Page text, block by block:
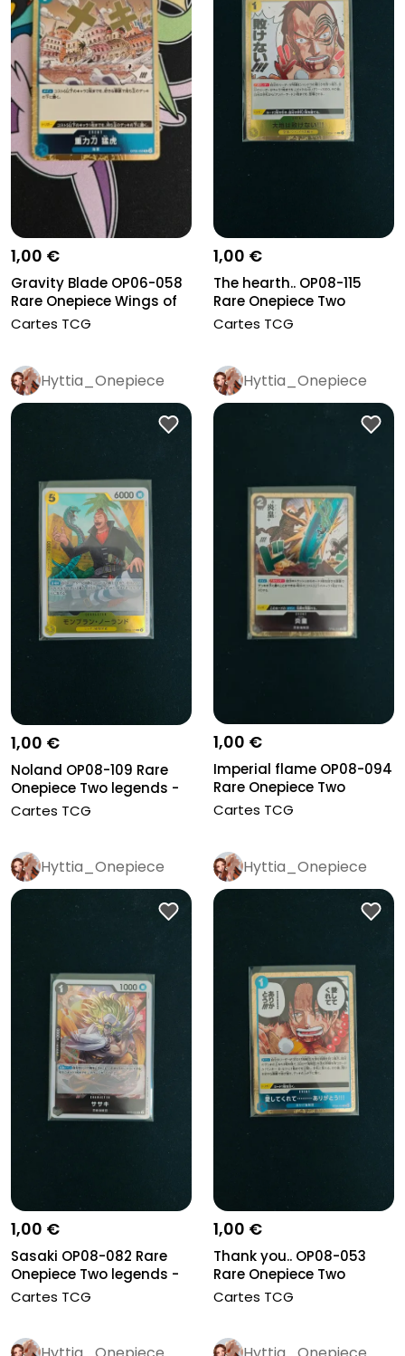
1,00 €
Gravity Blade OP06-058
Rare Onepiece Wings of
the...
Cartes TCG
1,00 €
The hearth.. OP08-115
Rare Onepiece Two
legends -...
Cartes TCG
Hyttia_Onepiece
1,00 €
Noland OP08-109 Rare
Onepiece Two legends -
neuve
Cartes TCG
Hyttia_Onepiece
1,00 €
Imperial flame OP08-094
Rare Onepiece Two
legends...
Cartes TCG
Hyttia_Onepiece
1,00 €
Sasaki OP08-082 Rare
Onepiece Two legends -
Neuve
Cartes TCG
Hyttia_Onepiece
1,00 €
Thank you.. OP08-053
Rare Onepiece Two
legends - N...
Cartes TCG